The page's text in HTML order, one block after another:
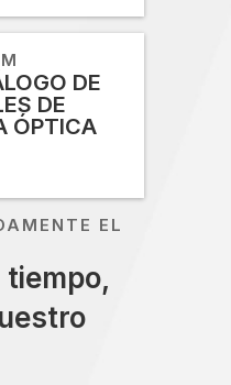
DE
DE
ÓPTICA
EL